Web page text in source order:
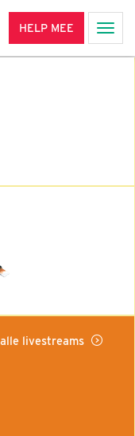
HELP MEE
livestreams